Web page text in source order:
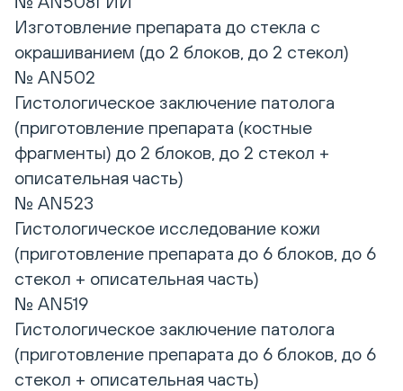
Изготовление препарата до стекла с
окрашиванием (до 2 блоков, до 2 стекол)
№ AN502
Гистологическое заключение патолога
(приготовление препарата (костные
фрагменты) до 2 блоков, до 2 стекол +
описательная часть)
№ AN523
Гистологическое исследование кожи
(приготовление препарата до 6 блоков, до 6
стекол + описательная часть)
№ AN519
Гистологическое заключение патолога
(приготовление препарата до 6 блоков, до 6
стекол + описательная часть)